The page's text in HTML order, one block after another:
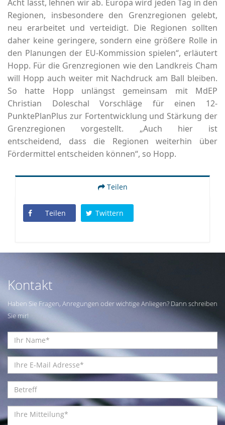
Acht lässt, lehnen wir ab. Europa wird jeden Tag in den
Regionen, insbesondere den Grenzregionen gelebt,
neu erarbeitet und verteidigt. Die Regionen sollten
daher keine geringere, sondern eine größere Rolle in
den Planungen der EU-Kommission spielen“, erläutert
Hopp. Für die Grenzregionen wie den Landkreis Cham
will Hopp auch weiter mit Nachdruck am Ball bleiben.
So hatte Hopp unlängst gemeinsam mit MdEP
Christian Doleschal Vorschläge für einen 12-
PunktePlanPlus zur Fortentwicklung und Stärkung der
Grenzregionen vorgestellt. „Auch hier ist
entscheidend, dass die Regionen weiterhin über
Fördermittel entscheiden können“, so Hopp.
Teilen
Teilen Twittern
Kontakt
Haben Sie Fragen, Anregungen oder wichtige Anliegen? Dann schreiben
Sie mir!